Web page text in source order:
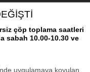
çöp toplama saatleri
sabah 10.00-10.30 ve
uygulamaya koyulan